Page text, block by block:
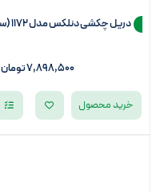
دریل چکشی دنلکس مدل 1172 (سه نظام 13)
7,898,500تومان
خرید محصول